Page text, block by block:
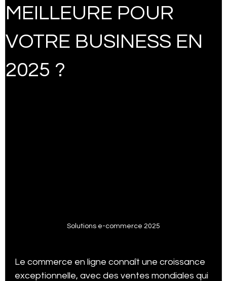
Google analytique trucs
trucs et Astuces Google shopping SEO Services
Statistiques Vidéos Tik Tok
MEILLEURE POUR
VOTRE BUSINESS EN
2025 ?
Solutions e-commerce 2025
Le commerce en ligne connaît une croissance
exceptionnelle, avec des ventes mondiales qui